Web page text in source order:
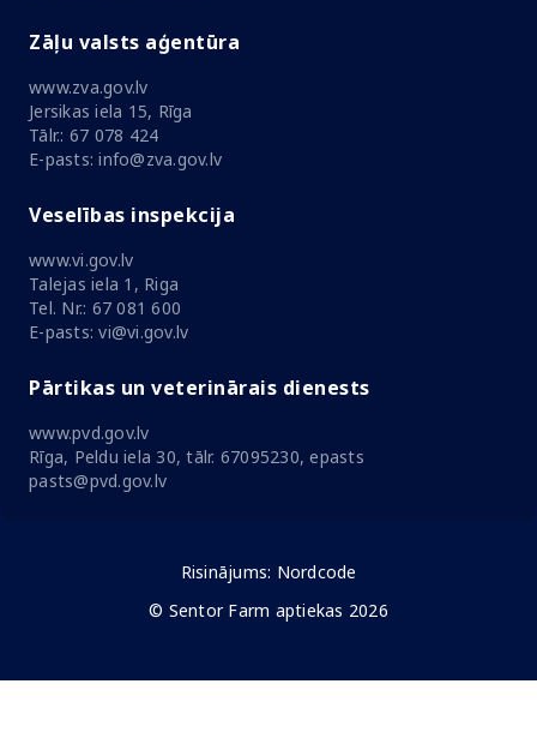
Zāļu valsts aģentūra
www.zva.gov.lv
Jersikas iela 15, Rīga
Tālr.: 67 078 424
E-pasts: info@zva.gov.lv
Veselības inspekcija
www.vi.gov.lv
Talejas iela 1, Riga
Tel. Nr.: 67 081 600
E-pasts: vi@vi.gov.lv
Pārtikas un veterinārais dienests
www.pvd.gov.lv
Rīga, Peldu iela 30, tālr. 67095230, epasts
pasts@pvd.gov.lv
Risinājums: Nordcode
© Sentor Farm aptiekas 2026